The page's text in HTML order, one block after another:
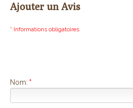
Ajouter un Avis
* Informations obligatoires
Nom: *